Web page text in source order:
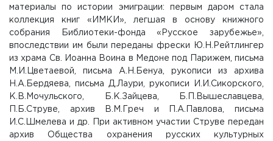
материалы по истории эмиграции: первым даром стала
коллекция книг «ИМКИ», легшая в основу книжного
собрания Библиотеки-фонда «Русское зарубежье»,
впоследствии им были переданы фрески Ю.Н.Рейтлингер
из храма Св. Иоанна Воина в Медоне под Парижем, письма
М.И.Цветаевой, письма А.Н.Бенуа, рукописи из архива
Н.А.Бердяева, письма Д.Лаури, рукописи И.И.Сикорского,
К.В.Мочульского, Б.К.Зайцева, Б.П.Вышеславцева,
П.Б.Струве, архив В.М.Греч и П.А.Павлова, письма
И.С.Шмелева и др. При активном участии Струве передан
архив Общества охранения русских культурных